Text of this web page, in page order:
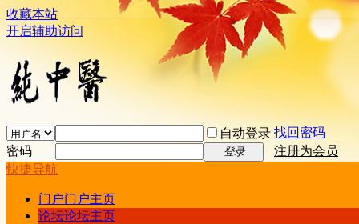
收藏本站
开启辅助访问
自动登录 找回密码
密码
登录
注册为会员
快捷导航
门户门户主页
论坛论坛主页